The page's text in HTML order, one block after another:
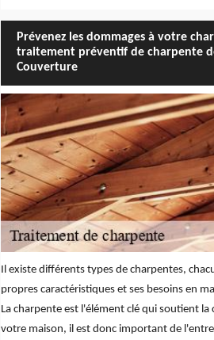
Prévenez les dommages à votre
traitement préventif de charpente
Couverture
Il existe différents types de charpentes,
propres caractéristiques et ses besoins en
La charpente est l'élément clé qui soutient la
votre maison, il est donc important de